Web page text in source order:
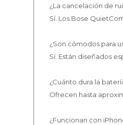
¿La cancelación de
Sí. Los Bose
¿Son cómodos para
Sí. Están diseñados
¿Cuánto dura la
Ofrecen hasta
¿Funcionan con